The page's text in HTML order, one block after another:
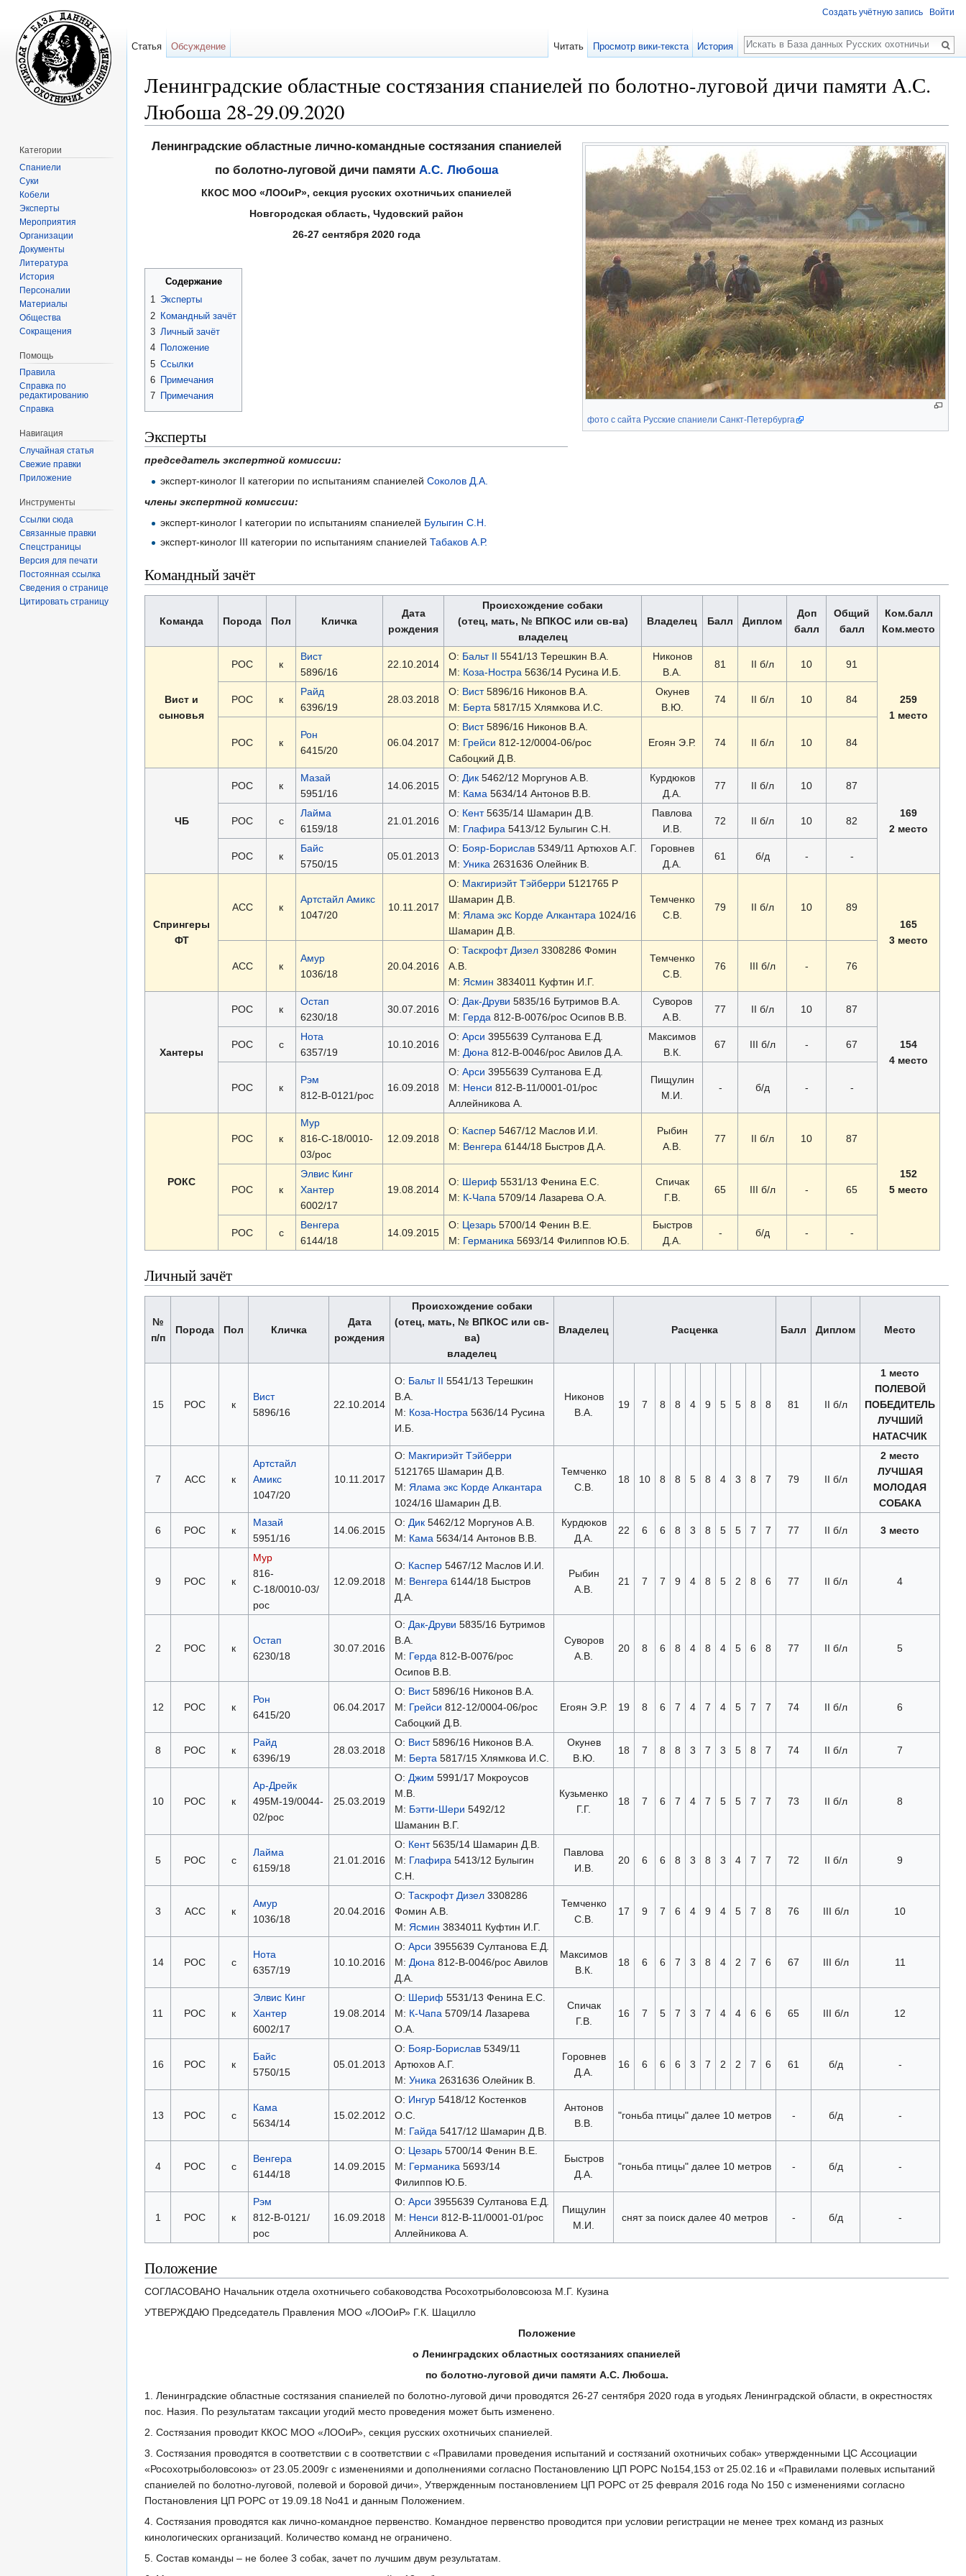
Ленинградские областные состязания спаниелей по болотно-луговой дичи памяти А.С.
Любоша 28-29.09.2020
фото с сайта Русские спаниели Санкт-Петербурга
Ленинградские областные лично-командные состязания спаниелей
по болотно-луговой дичи памяти А.С. Любоша
ККОС МОО «ЛООиР», секция русских охотничьих спаниелей
Новгородская область, Чудовский район
26-27 сентября 2020 года
Содержание
1 Эксперты
2 Командный зачёт
3 Личный зачёт
4 Положение
5 Ссылки
6 Примечания
7 Примечания
Эксперты
председатель экспертной комиссии:
эксперт-кинолог II категории по испытаниям спаниелейСоколов Д.А.
члены экспертной комиссии:
эксперт-кинолог I категории по испытаниям спаниелей Булыгин С.Н.
эксперт-кинолог III категории по испытаниям спаниелейТабаков А.Р.
Командный зачёт
Команда Порода Пол Кличка
Дата
рождения
Происхождение собаки
(отец, мать, № ВПКОС или св-ва)
владелец
Владелец Балл Диплом
Доп
балл
Общий
балл
Ком.балл
Ком.место
Вист и
сыновья
РОС к
Вист
5896/16
22.10.2014
О: Бальт II 5541/13 Терешкин В.А.
М: Коза-Ностра 5636/14 Русина И.Б.
Никонов
В.А.
81 II б/л 10 91
259
1 место
РОС к
Райд
6396/19
28.03.2018
О: Вист5896/16 Никонов В.А.
М: Берта 5817/15 Хлямкова И.С.
Окунев
В.Ю.
74 II б/л 10 84
РОС к
Рон
6415/20
06.04.2017
О: Вист5896/16 Никонов В.А.
М: Грейси 812-12/0004-06/рос
Сабоцкий Д.В.
Егоян Э.Р. 74 II б/л 10 84
ЧБ
РОС к
Мазай
5951/16
14.06.2015
О: Дик5462/12 Моргунов А.В.
М: Кама 5634/14 Антонов В.В.
Курдюков
Д.А.
77 II б/л 10 87
169
2 место
РОС с
Лайма
6159/18
21.01.2016
О: Кент5635/14 Шамарин Д.В.
М: Глафира 5413/12 Булыгин С.Н.
Павлова
И.В.
72 II б/л 10 82
РОС к
Байс
5750/15
05.01.2013
О: Бояр-Борислав5349/11 Артюхов А.Г.
М: Уника 2631636 Олейник В.
Горовнев
Д.А.
61 б/д - -
Спрингеры
ФТ
АСС к
Артстайл Амикс
1047/20
10.11.2017
О: Макгириэйт Тэйберри 5121765 Р
Шамарин Д.В.
М: Ялама экс Корде Алкантара 1024/16
Шамарин Д.В.
Темченко
С.В.
79 II б/л 10
89
165
3 место
АСС к
Амур
1036/18
20.04.2016
О: Таскрофт Дизел3308286 Фомин
А.В.
М: Ясмин 3834011 Куфтин И.Г.
Темченко
С.В.
76 III б/л - 76
Хантеры
РОС к
Остап
6230/18
30.07.2016
О: Дак-Друви 5835/16 Бутримов В.А.
М: Герда 812-В-0076/рос Осипов В.В.
Суворов
А.В.
77 II б/л 10 87
154
4 место
РОС с
Нота
6357/19
10.10.2016
О: Арси 3955639 Султанова Е.Д.
М: Дюна 812-В-0046/рос Авилов Д.А.
Максимов
В.К.
67 III б/л - 67
РОС к
Рэм
812-В-0121/рос
16.09.2018
О: Арси 3955639 Султанова Е.Д.
М: Ненси 812-В-11/0001-01/рос
Аллейникова А.
Пищулин
М.И.
- б/д - -
РОКС
РОС к
Мур
816-С-18/0010-
03/рос
12.09.2018
О: Каспер5467/12 Маслов И.И.
М: Венгера 6144/18 Быстров Д.А.
Рыбин
А.В.
77 II б/л 10 87
152
5 место
РОС к
Элвис Кинг
Хантер
6002/17
19.08.2014
О: Шериф 5531/13 Фенина Е.С.
М: К-Чапа 5709/14 Лазарева О.А.
Спичак
Г.В.
65 III б/л - 65
РОС с
Венгера
6144/18
14.09.2015
О: Цезарь5700/14 Фенин В.Е.
М: Германика 5693/14 Филиппов Ю.Б.
Быстров
Д.А.
- б/д - -
Личный зачёт
№
п/п
Порода Пол Кличка
Дата
рождения
Происхождение собаки
(отец, мать, № ВПКОС или св-
ва)
владелец
Владелец Расценка Балл Диплом Место
15 РОС к
Вист
5896/16
22.10.2014
О: Бальт II 5541/13 Терешкин
В.А.
М: Коза-Ностра 5636/14 Русина
И.Б.
Никонов
В.А.
19 7 8 8 4 9 5 5 8 8 81 II б/л
1 место
ПОЛЕВОЙ
ПОБЕДИТЕЛЬ
ЛУЧШИЙ
НАТАСЧИК
7 АСС к
Артстайл
Амикс
1047/20
10.11.2017
О: Макгириэйт Тэйберри
5121765 Шамарин Д.В.
М: Ялама экс Корде Алкантара
1024/16 Шамарин Д.В.
Темченко
С.В.
18 10 8 8 5 8 4 3 8 7 79 II б/л
2 место
ЛУЧШАЯ
МОЛОДАЯ
СОБАКА
6 РОС к
Мазай
5951/16
14.06.2015
О: Дик5462/12 Моргунов А.В.
М: Кама 5634/14 Антонов В.В.
Курдюков
Д.А.
22 6 6 8 3 8 5 5 7 7 77 II б/л 3 место
9 РОС к
Мур
816-
С-18/0010-03/
рос
12.09.2018
О: Каспер5467/12 Маслов И.И.
М: Венгера 6144/18 Быстров
Д.А.
Рыбин
А.В.
21 7 7 9 4 8 5 2 8 6 77 II б/л 4
2 РОС к
Остап
6230/18
30.07.2016
О: Дак-Друви 5835/16 Бутримов
В.А.
М: Герда 812-В-0076/рос
Осипов В.В.
Суворов
А.В.
20 8 6 8 4 8 4 5 6 8 77 II б/л 5
12 РОС к
Рон
6415/20
06.04.2017
О: Вист5896/16 Никонов В.А.
М: Грейси 812-12/0004-06/рос
Сабоцкий Д.В.
Егоян Э.Р. 19 8 6 7 4 7 4 5 7 7 74 II б/л 6
8 РОС к
Райд
6396/19
28.03.2018
О: Вист5896/16 Никонов В.А.
М: Берта 5817/15 Хлямкова И.С.
Окунев
В.Ю.
18 7 8 8 3 7 3 5 8 7 74 II б/л 7
10 РОС к
Ар-Дрейк
495М-19/0044-
02/рос
25.03.2019
О: Джим 5991/17 Мокроусов
М.В.
М: Бэтти-Шери 5492/12
Шаманин В.Г.
Кузьменко
Г.Г.
18 7 6 7 4 7 5 5 7 7 73 II б/л 8
5 РОС с
Лайма
6159/18
21.01.2016
О: Кент5635/14 Шамарин Д.В.
М: Глафира 5413/12 Булыгин
С.Н.
Павлова
И.В.
20 6 6 8 3 8 3 4 7 7 72 II б/л 9
3 АСС к
Амур
1036/18
20.04.2016
О: Таскрофт Дизел3308286
Фомин А.В.
М: Ясмин 3834011 Куфтин И.Г.
Темченко
С.В.
17 9 7 6 4 9 4 5 7 8 76 III б/л 10
14 РОС с
Нота
6357/19
10.10.2016
О: Арси 3955639 Султанова Е.Д.
М: Дюна 812-В-0046/рос Авилов
Д.А.
Максимов
В.К.
18 6 6 7 3 8 4 2 7 6 67 III б/л 11
11 РОС к
Элвис Кинг
Хантер
6002/17
19.08.2014
О: Шериф 5531/13 Фенина Е.С.
М: К-Чапа 5709/14 Лазарева
О.А.
Спичак
Г.В.
16 7 5 7 3 7 4 4 6 6 65 III б/л 12
16 РОС к
Байс
5750/15
05.01.2013
О: Бояр-Борислав5349/11
Артюхов А.Г.
М: Уника 2631636 Олейник В.
Горовнев
Д.А.
16 6 6 6 3 7 2 2 7 6 61 б/д -
13 РОС с
Кама
5634/14
15.02.2012
О: Ингур5418/12 Костенков
О.С.
М: Гайда 5417/12 Шамарин Д.В.
Антонов
В.В.
"гоньба птицы" далее 10 метров - б/д -
4 РОС с
Венгера
6144/18
14.09.2015
О: Цезарь5700/14 Фенин В.Е.
М: Германика 5693/14
Филиппов Ю.Б.
Быстров
Д.А.
"гоньба птицы" далее 10 метров - б/д -
1 РОС к
Рэм
812-В-0121/
рос
16.09.2018
О: Арси 3955639 Султанова Е.Д.
М: Ненси 812-В-11/0001-01/рос
Аллейникова А.
Пищулин
М.И.
cнят за поиск далее 40 метров - б/д -
Положение
СОГЛАСОВАНО Начальник отдела охотничьего собаководства Росохотрыболовсоюза М.Г. Кузина
УТВЕРЖДАЮ Председатель Правления МОО «ЛООиР» Г.К. Шацилло
Положение
о Ленинградских областных состязаниях спаниелей
по болотно-луговой дичи памяти А.С. Любоша.
1. Ленинградские областные состязания спаниелей по болотно-луговой дичи проводятся 26-27 сентября 2020 года в угодьях Ленинградской области, в окрестностях
пос. Назия. По результатам таксации угодий место проведения может быть изменено.
2. Состязания проводит ККОС МОО «ЛООиР», секция русских охотничьих спаниелей.
3. Состязания проводятся в соответствии с в соответствии с «Правилами проведения испытаний и состязаний охотничьих собак» утвержденными ЦС Ассоциации
«Росохотрыболовсоюз» от 23.05.2009г с изменениями и дополнениями согласно Постановлению ЦП РОРС No154,153 от 25.02.16 и «Правилами полевых испытаний
спаниелей по болотно-луговой, полевой и боровой дичи», Утвержденным постановлением ЦП РОРС от 25 февраля 2016 года No 150 с изменениями согласно
Постановления ЦП РОРС от 19.09.18 No41 и данным Положением.
4. Состязания проводятся как лично-командное первенство. Командное первенство проводится при условии регистрации не менее трех команд из разных
кинологических организаций. Количество команд не ограничено.
5. Состав команды – не более 3 собак, зачет по лучшим двум результатам.
Создать учётную запись Войти
Статья Обсуждение Читать Просмотр вики-текста История
Поиск
Категории
Спаниели
Суки
Кобели
Эксперты
Мероприятия
Организации
Документы
Литература
История
Персоналии
Материалы
Общества
Сокращения
Помощь
Правила
Справка по
редактированию
Справка
Навигация
Случайная статья
Свежие правки
Приложение
Инструменты
Ссылки сюда
Связанные правки
Спецстраницы
Версия для печати
Постоянная ссылка
Сведения о странице
Цитировать страницу